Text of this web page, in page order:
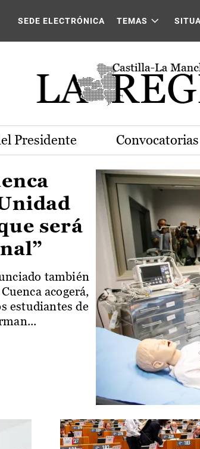
La Mancha
SEDE ELECTRÓNICA TEMAS
Presidente Convocatorias
será
también
acogerá,
estudiantes de